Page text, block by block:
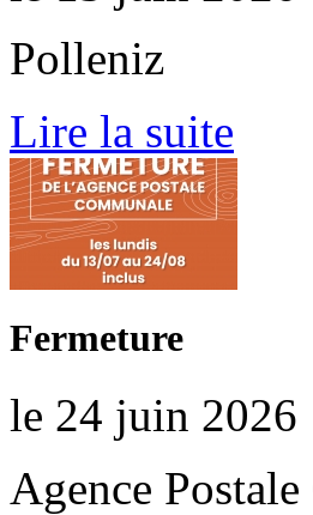
Polleniz
Lire la suite
Fermeture
le 24 juin 2026
Agence